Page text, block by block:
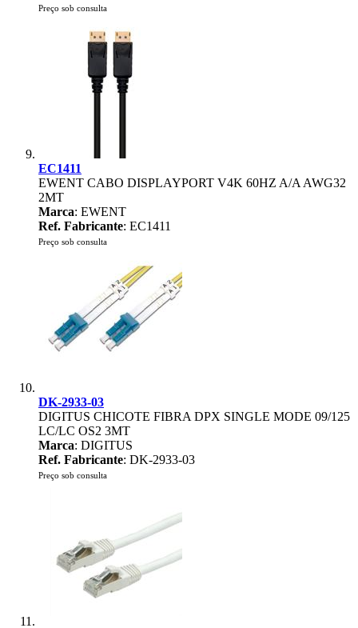
Preço sob consulta
EC1411
EWENT CABO DISPLAYPORT V4K 60HZ A/A AWG32
2MT
Marca: EWENT
Ref. Fabricante: EC1411
Preço sob consulta
DK-2933-03
DIGITUS CHICOTE FIBRA DPX SINGLE MODE 09/125
LC/LC OS2 3MT
Marca: DIGITUS
Ref. Fabricante: DK-2933-03
Preço sob consulta